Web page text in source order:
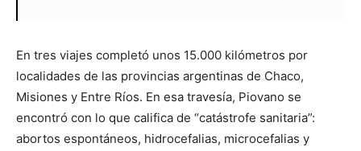
En tres viajes completó unos 15.000 kilómetros por
localidades de las provincias argentinas de Chaco,
Misiones y Entre Ríos. En esa travesía, Piovano se
encontró con lo que califica de “catástrofe sanitaria”:
abortos espontáneos, hidrocefalias, microcefalias y